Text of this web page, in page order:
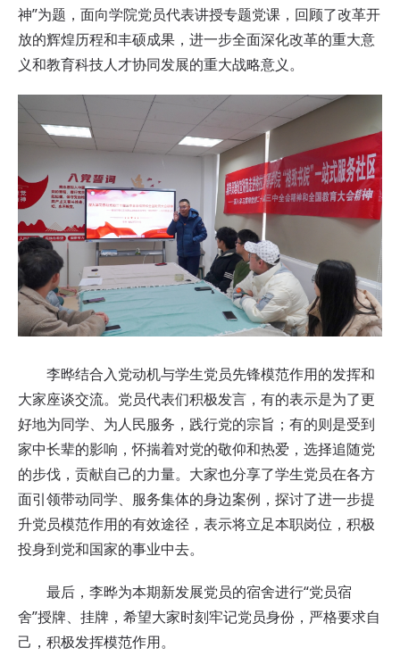
神”为题，面向学院党员代表讲授专题党课，回顾了改革开
放的辉煌历程和丰硕成果，进一步全面深化改革的重大意
义和教育科技人才协同发展的重大战略意义。
李晔结合入党动机与学生党员先锋模范作用的发挥和
大家座谈交流。党员代表们积极发言，有的表示是为了更
好地为同学、为人民服务，践行党的宗旨；有的则是受到
家中长辈的影响，怀揣着对党的敬仰和热爱，选择追随党
的步伐，贡献自己的力量。大家也分享了学生党员在各方
面引领带动同学、服务集体的身边案例，探讨了进一步提
升党员模范作用的有效途径，表示将立足本职岗位，积极
投身到党和国家的事业中去。
最后，李晔为本期新发展党员的宿舍进行“党员宿
舍”授牌、挂牌，希望大家时刻牢记党员身份，严格要求自
己，积极发挥模范作用。